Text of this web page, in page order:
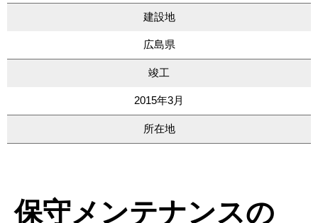
建設地
広島県
竣工
2015年3月
所在地
保守メンテナンスの